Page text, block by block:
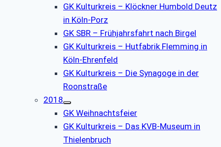
GK Kulturkreis – Klöckner Humbold Deutz
in Köln-Porz
GK SBR – Frühjahrsfahrt nach Birgel
GK Kulturkreis – Hutfabrik Flemming in
Köln-Ehrenfeld
GK Kulturkreis – Die Synagoge in der
Roonstraße
2018
GK Weihnachtsfeier
GK Kulturkreis – Das KVB-Museum in
Thielenbruch